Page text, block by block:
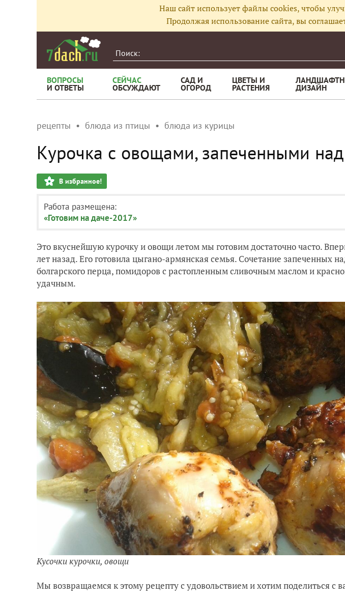
Наш сайт использует файлы cookies, чтобы
Продолжая использование сайта, вы
ВОПРОСЫ
И ОТВЕТЫ
СЕЙЧАС
ОБСУЖДАЮТ
САД И
ОГОРОД
ЦВЕТЫ И
РАСТЕНИЯ ДИЗАЙН
рецепты блюда из птицы блюда из курицы
Курочка с овощами, запеченными
В избранное!
Работа размещена:
«Готовим на даче-2017»
Это вкуснейшую курочку и овощи летом мы готовим достаточно часто.
лет назад. Его готовила цыгано-армянская семья. Сочетание запеченных
болгарского перца, помидоров с растопленным сливочным маслом и
удачным.
Кусочки курочки, овощи
Мы возвращаемся к этому рецепту с удовольствием и хотим поделиться с